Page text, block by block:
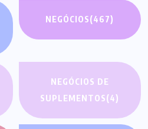
NEGÓCIOS(467)
NEGÓCIOS DE
SUPLEMENTOS(4)